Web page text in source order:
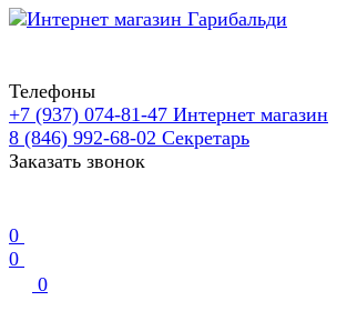
Телефоны
+7 (937) 074-81-47 Интернет магазин
8 (846) 992-68-02 Секретарь
Заказать звонок
0
0
0